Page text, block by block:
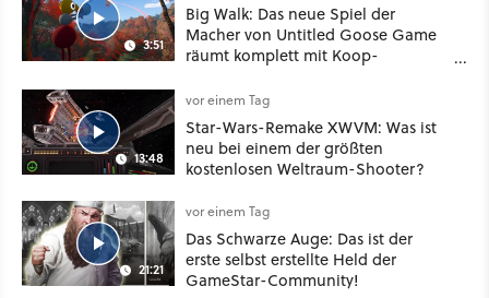
3:51
Big Walk: Das neue Spiel der
Macher von Untitled Goose Game
räumt komplett mit Koop-
13:48
vor einem Tag
Star-Wars-Remake XWVM: Was ist
neu bei einem der größten
kostenlosen Weltraum-Shooter?
21:21
vor einem Tag
Das Schwarze Auge: Das ist der
erste selbst erstellte Held der
GameStar-Community!